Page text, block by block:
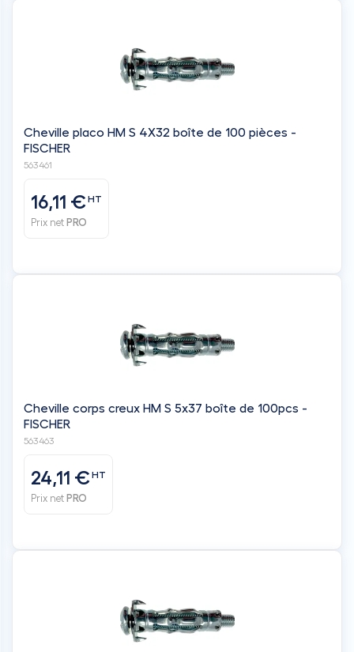
Cheville placo HM S 4X32 boîte de 100 pièces -
FISCHER
563461
16,11 €HT
Prix net PRO
Cheville corps creux HM S 5x37 boîte de 100pcs -
FISCHER
563463
24,11 €HT
Prix net PRO